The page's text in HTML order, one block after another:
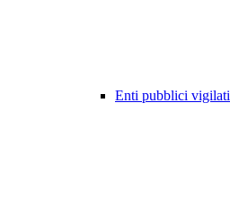
Enti pubblici vigilati